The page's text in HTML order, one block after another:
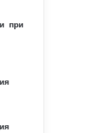
при